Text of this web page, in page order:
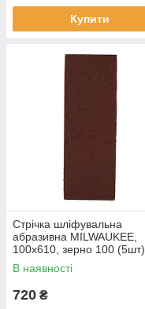
Купити
Стрічка шліфувальна
абразивна MILWAUKEE,
100х610, зерно 100 (5шт)
В наявності
720 ₴